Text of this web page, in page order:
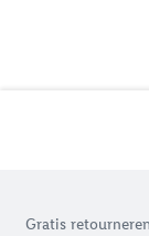
Gratis retourneren